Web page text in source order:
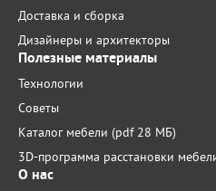
Доставка и сборка
Дизайнеры и архитекторы
Полезные материалы
Технологии
Советы
Каталог мебели (pdf 28 МБ)
3D-программа расстановки
О нас